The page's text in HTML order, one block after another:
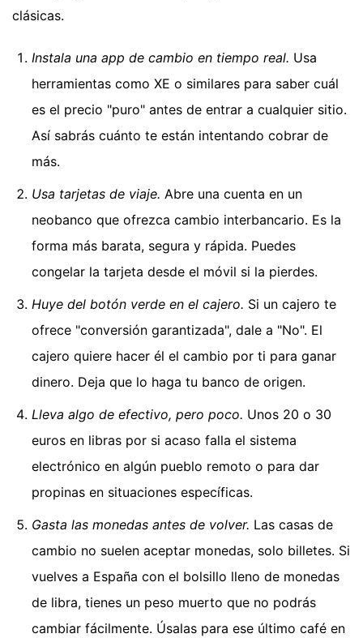
clásicas.
Instala una app de cambio en tiempo real. Usa
herramientas como XE o similares para saber cuál
es el precio "puro" antes de entrar a cualquier sitio.
Así sabrás cuánto te están intentando cobrar de
más.
Usa tarjetas de viaje. Abre una cuenta en un
neobanco que ofrezca cambio interbancario. Es la
forma más barata, segura y rápida. Puedes
congelar la tarjeta desde el móvil si la pierdes.
Huye del botón verde en el cajero. Si un cajero te
ofrece "conversión garantizada", dale a "No". El
cajero quiere hacer él el cambio por ti para ganar
dinero. Deja que lo haga tu banco de origen.
Lleva algo de efectivo, pero poco. Unos 20 o 30
euros en libras por si acaso falla el sistema
electrónico en algún pueblo remoto o para dar
propinas en situaciones específicas.
Gasta las monedas antes de volver. Las casas de
cambio no suelen aceptar monedas, solo billetes. Si
vuelves a España con el bolsillo lleno de monedas
de libra, tienes un peso muerto que no podrás
cambiar fácilmente. Úsalas para ese último café en